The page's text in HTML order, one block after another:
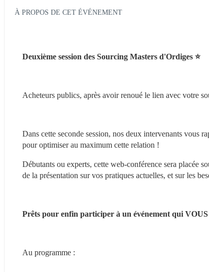
À PROPOS DE CET ÉVÉNEMENT
Deuxième session des Sourcing Masters d'Ordiges ⭐
Acheteurs publics, après avoir renoué le lien avec votre
Dans cette seconde session, nos deux intervenants vous
pour optimiser au maximum cette relation !
Débutants ou experts, cette web-conférence sera placée
de la présentation sur vos pratiques actuelles, et sur les
Prêts pour enfin participer à un événement qui VOUS
Au programme :